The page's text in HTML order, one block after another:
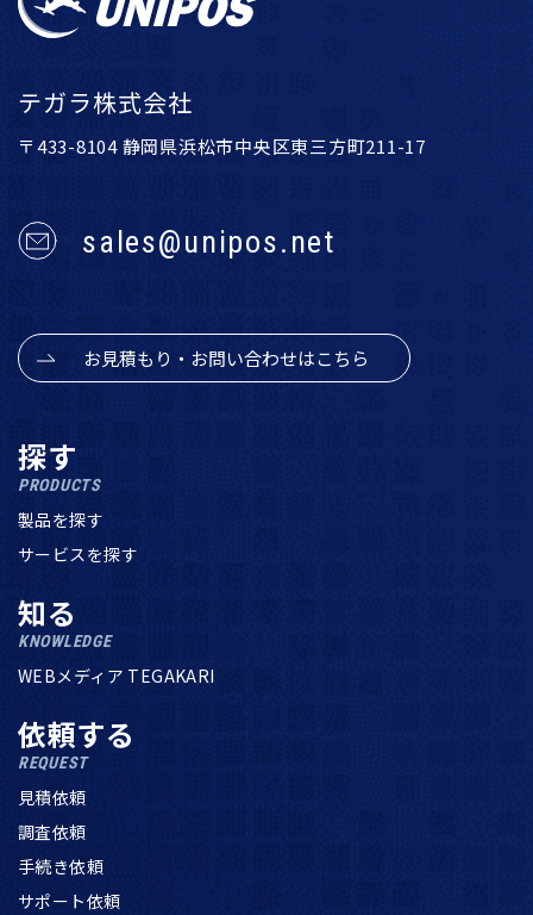
テガラ株式会社
〒433-8104 静岡県浜松市中央区東三方町211-17
sales@unipos.net
お見積もり・お問い合わせはこちら
探す
PRODUCTS
製品を探す
サービスを探す
知る
KNOWLEDGE
WEBメディア TEGAKARI
依頼する
REQUEST
見積依頼
調査依頼
手続き依頼
サポート依頼